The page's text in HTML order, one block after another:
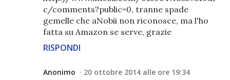
c/comments?public=0, tranne spade
gemelle che aNobii non riconosce, ma l'ho
fatta su Amazon se serve, grazie
RISPONDI
Anonimo 20 ottobre 2014 alle ore 19:34